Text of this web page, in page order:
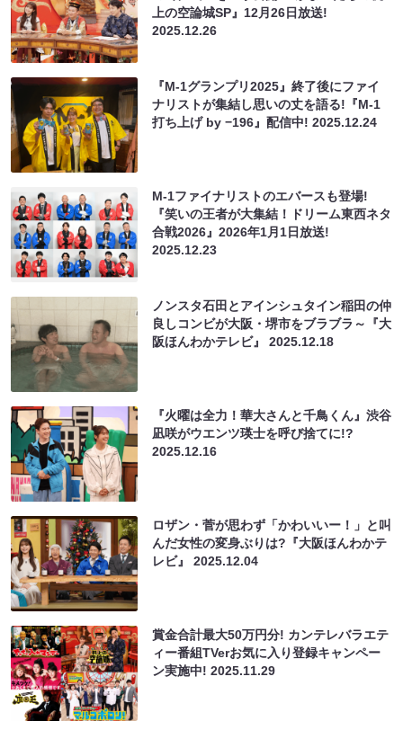
上の空論城SP』12月26日放送!
2025.12.26
『M-1グランプリ2025』終了後にファイ
ナリストが集結し思いの丈を語る!『M-1
打ち上げ by −196』配信中!2025.12.24
M-1ファイナリストのエバースも登場!
『笑いの王者が大集結！ドリーム東西ネタ
合戦2026』2026年1月1日放送!
2025.12.23
ノンスタ石田とアインシュタイン稲田の仲
良しコンビが大阪・堺市をブラブラ～『大
阪ほんわかテレビ』2025.12.18
『火曜は全力！華大さんと千鳥くん』渋谷
凪咲がウエンツ瑛士を呼び捨てに!?
2025.12.16
ロザン・菅が思わず「かわいいー！」と叫
んだ女性の変身ぶりは?『大阪ほんわかテ
レビ』2025.12.04
賞金合計最大50万円分! カンテレバラエテ
ィー番組TVerお気に入り登録キャンペー
ン実施中!2025.11.29